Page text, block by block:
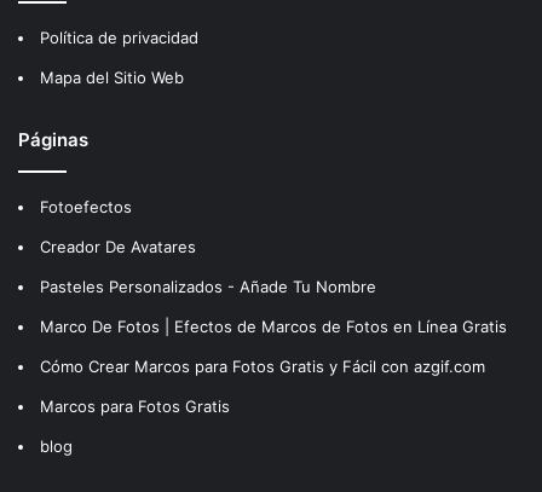
Política de privacidad
Mapa del Sitio Web
Páginas
Fotoefectos
Creador De Avatares
Pasteles Personalizados - Añade Tu Nombre
Marco De Fotos | Efectos de Marcos de Fotos en Línea Gratis
Cómo Crear Marcos para Fotos Gratis y Fácil con azgif.com
Marcos para Fotos Gratis
blog